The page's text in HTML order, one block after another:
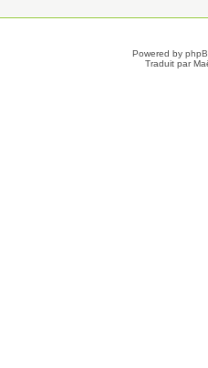
Powered by
Traduit par